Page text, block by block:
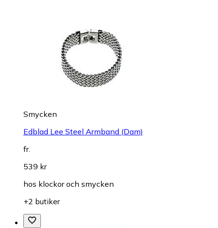
Smycken
Edblad Lee Steel Armband (Dam)
fr.
539 kr
hos klockor och smycken
+2 butiker